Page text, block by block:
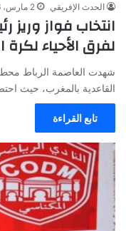
الحدث الإفريقي 2 مارس، 2026
انتخاب فواز وريز
لفرق الأحياء لكرة
شهدت العاصمة الرباط
القاعدية بالمغرب، حيث
تابع القراءة